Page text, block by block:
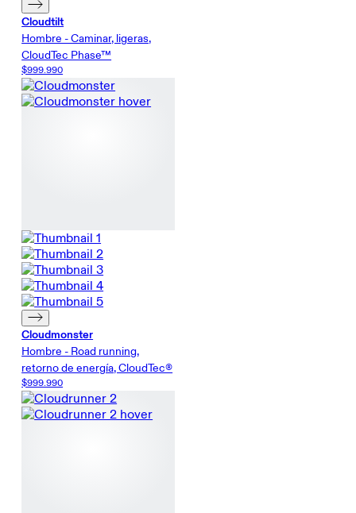
Cloudtilt
Hombre - Caminar, ligeras,
CloudTec Phase™
$999.990
Cloudmonster
Hombre - Road running,
retorno de energía, CloudTec®
$999.990